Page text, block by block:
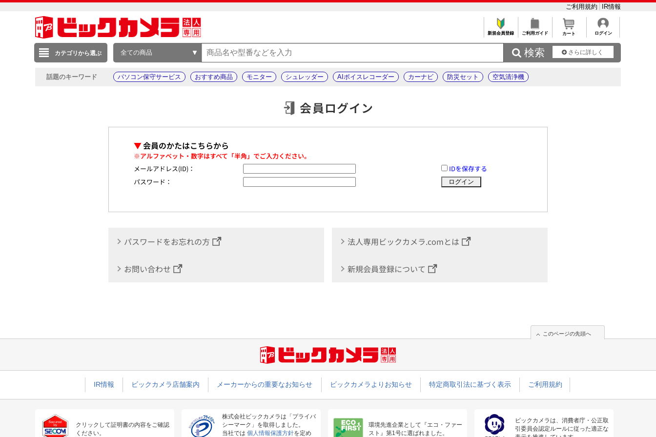
ご利用規約 IR情報
新規会員登録 ご利用ガイド カート ログイン
カテゴリから選ぶ 全ての商品  検索 さらに詳しく
話題のキーワード パソコン保守サービス おすすめ商品 モニター シュレッダー AIボイスレコーダー カーナビ 防災セット 空気清浄機
会員ログイン
▼会員のかたはこちらから
※アルファベット・数字はすべて「半角」でご入力ください。
メールアドレス(ID)：
IDを保存する
パスワード：
パスワードをお忘れの方 法人専用ビックカメラ.comとは
お問い合わせ 新規会員登録について
このページの先頭へ
IR情報 ビックカメラ店舗案内 メーカーからの重要なお知らせ ビックカメラよりお知らせ 特定商取引法に基づく表示 ご利用規約
クリックして証明書の内容をご確認
ください。
株式会社ビックカメラは「プライバ
シーマーク」を取得しました。
当社では 個人情報保護方針を定め
環境先進企業として『エコ・ファー
スト』第1号に選ばれました。
ビックカメラは、消費者庁・公正取
引委員会認定ルールに従った適正な